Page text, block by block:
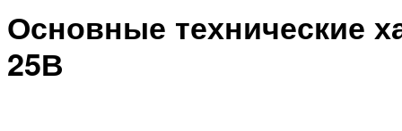
Основные технические
25В